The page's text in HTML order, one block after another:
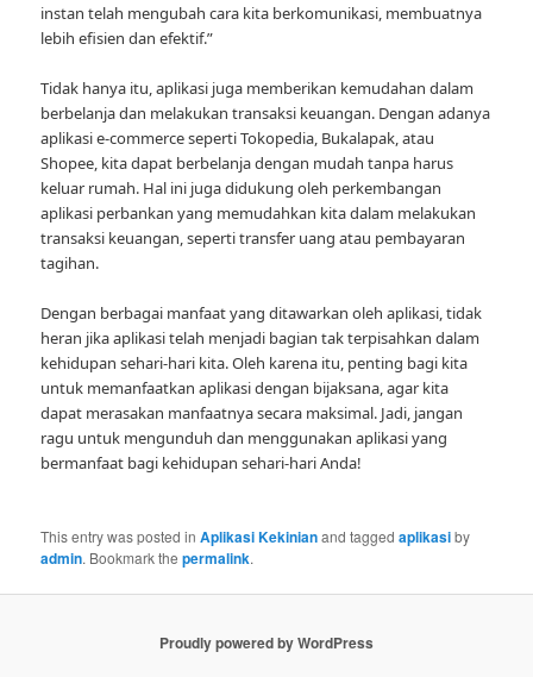
instan telah mengubah cara kita berkomunikasi, membuatnya
lebih efisien dan efektif.”
Tidak hanya itu, aplikasi juga memberikan kemudahan dalam
berbelanja dan melakukan transaksi keuangan. Dengan adanya
aplikasi e-commerce seperti Tokopedia, Bukalapak, atau
Shopee, kita dapat berbelanja dengan mudah tanpa harus
keluar rumah. Hal ini juga didukung oleh perkembangan
aplikasi perbankan yang memudahkan kita dalam melakukan
transaksi keuangan, seperti transfer uang atau pembayaran
tagihan.
Dengan berbagai manfaat yang ditawarkan oleh aplikasi, tidak
heran jika aplikasi telah menjadi bagian tak terpisahkan dalam
kehidupan sehari-hari kita. Oleh karena itu, penting bagi kita
untuk memanfaatkan aplikasi dengan bijaksana, agar kita
dapat merasakan manfaatnya secara maksimal. Jadi, jangan
ragu untuk mengunduh dan menggunakan aplikasi yang
bermanfaat bagi kehidupan sehari-hari Anda!
This entry was posted inAplikasi Kekinianand taggedaplikasiby
admin. Bookmark thepermalink.
Proudly powered by WordPress